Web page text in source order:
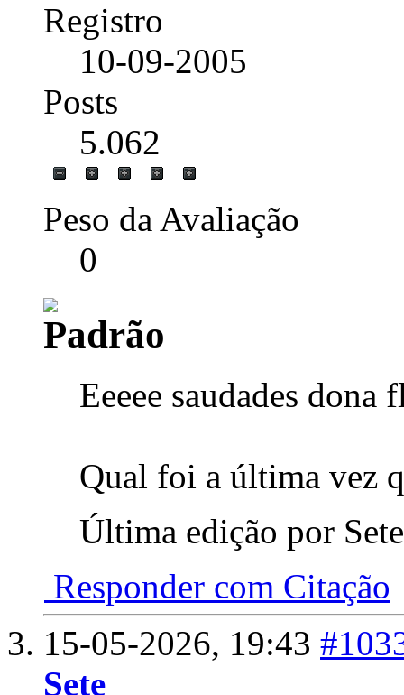
Registro
10-09-2005
Posts
5.062
Peso da Avaliação
0
Eeeee saudades
Qual foi a última vez
Última edição por
Responder com Citação
15-05-2026, 19:43
Sete